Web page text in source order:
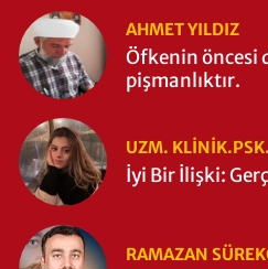
AHMET YILDIZ
Öfkenin öncesi
pişmanlıktır.
UZM.
İyi Bir İlişki:
RAMAZAN